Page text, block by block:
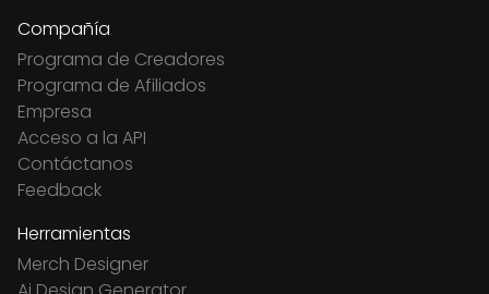
Compañía
Programa de Creadores
Programa de Afiliados
Empresa
Acceso a la API
Contáctanos
Feedback
Herramientas
Merch Designer